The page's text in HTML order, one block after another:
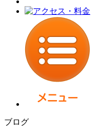
ブログ